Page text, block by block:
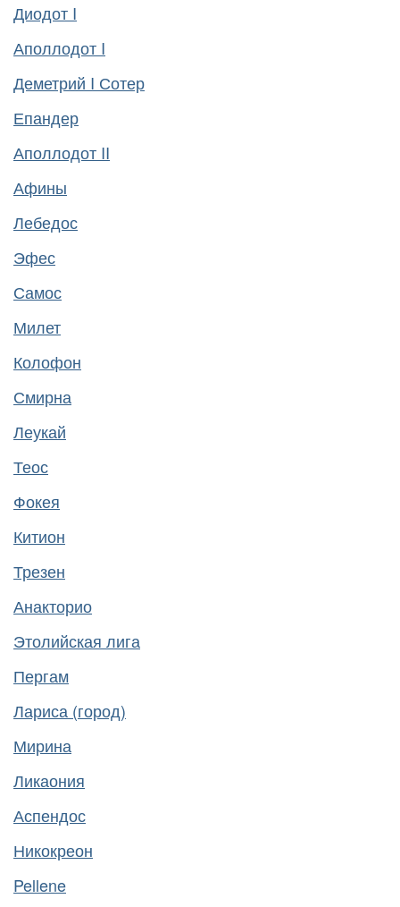
Диодот I
Аполлодот I
Деметрий I Сотер
Епандер
Аполлодот II
Афины
Лебедос
Эфес
Самос
Милет
Колофон
Смирна
Леукай
Теос
Фокея
Китион
Трезен
Анакторио
Этолийская лига
Пергам
Лариса (город)
Мирина
Ликаония
Аспендос
Никокреон
Pellene